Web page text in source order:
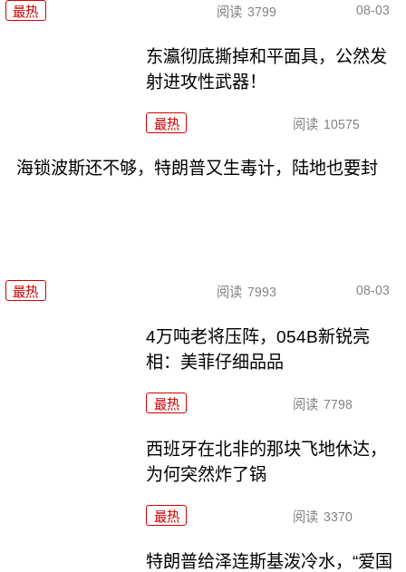
最热 阅读 3799 08-03
东瀛彻底撕掉和平面具，公然发
射进攻性武器！
最热 阅读 10575
海锁波斯还不够，特朗普又生毒计，陆地也要封
最热 阅读 7993 08-03
4万吨老将压阵，054B新锐亮
相：美菲仔细品品
最热 阅读 7798
西班牙在北非的那块飞地休达，
为何突然炸了锅
最热 阅读 3370
特朗普给泽连斯基泼冷水，“爱国